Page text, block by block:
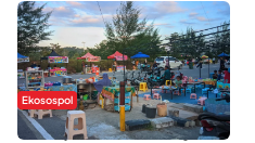
Ekosospol
Ramainya Aktivitas Olahraga di